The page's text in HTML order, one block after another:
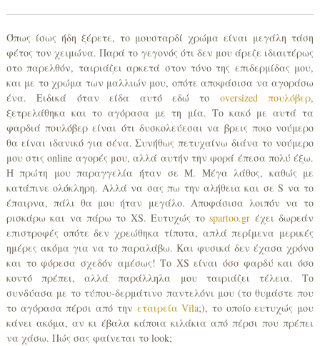
Όπως ίσως ήδη ξέρετε, το μουσταρδί χρώμα είναι μεγάλη τάση
φέτος τον χειμώνα. Παρά το γεγονός ότι δεν μου άρεζε ιδιαιτέρως
στο παρελθόν, ταιριάζει αρκετά στον τόνο της επιδερμίδας μου,
και με το χρώμα των μαλλιών μου, οπότε αποφάσισα να αγοράσω
ένα. Ειδικά όταν είδα αυτό εδώ το oversized πουλόβερ,
ξετρελάθηκα και το αγόρασα με τη μία. Το κακό με αυτά τα
φαρδιά πουλόβερ είναι ότι δυσκολεύεσαι να βρεις ποιο νούμερο
θα είναι ιδανικό για σένα. Συνήθως πετυχαίνω διάνα το νούμερο
μου στις online αγορές μου, αλλά αυτήν την φορά έπεσα πολύ έξω.
Η πρώτη μου παραγγελία ήταν σε Μ. Μέγα λάθος, καθώς με
κατάπινε ολόκληρη. Αλλά να σας πω την αλήθεια και σε S να το
έπαιρνα, πάλι θα μου ήταν μεγάλο. Αποφάσισα λοιπόν να το
ρισκάρω και να πάρω το XS. Ευτυχώς τοspartoo.gr έχει δωρεάν
επιστροφές οπότε δεν χρεώθηκα τίποτα, απλά περίμενα μερικές
ημέρες ακόμα για να το παραλάβω. Και φυσικά δεν έχασα χρόνο
και το φόρεσα σχεδόν αμέσως! Το XS είναι όσο φαρδύ και όσο
κοντό πρέπει, αλλά παράλληλα μου ταιριάζει τέλεια. Το
συνδύασα με το τύπου-δερμάτινο παντελόνι μου (το θυμάστε που
το αγόρασα πέρσι από την εταιρεία Vila;), το οποίο ευτυχώς μου
κάνει ακόμα, αν κι έβαλα κάποια κιλάκια από πέρσι που πρέπει
να χάσω. Πώς σας φαίνεται το look;